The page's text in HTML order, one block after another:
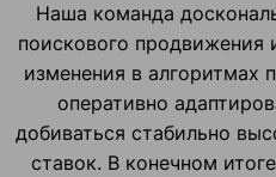
Наша команда
поискового продвижения
изменения в алгоритмах
оперативно
добиваться стабильно
ставок. В конечном